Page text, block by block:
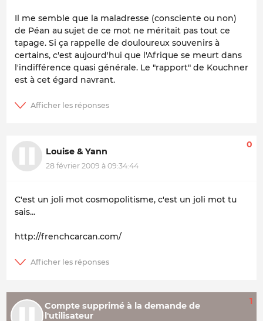
Il me semble que la maladresse (consciente ou non)
de Péan au sujet de ce mot ne méritait pas tout ce
tapage. Si ça rappelle de douloureux souvenirs à
certains, c'est aujourd'hui que l'Afrique se meurt dans
l'indifférence quasi générale. Le "rapport" de Kouchner
est à cet égard navrant.
Louise & Yann
28 février 2009 à 09:34:44
0
C'est un joli mot cosmopolitisme, c'est un joli mot tu
sais...
http://frenchcarcan.com/
Compte supprimé à la demande de
l'utilisateur
1